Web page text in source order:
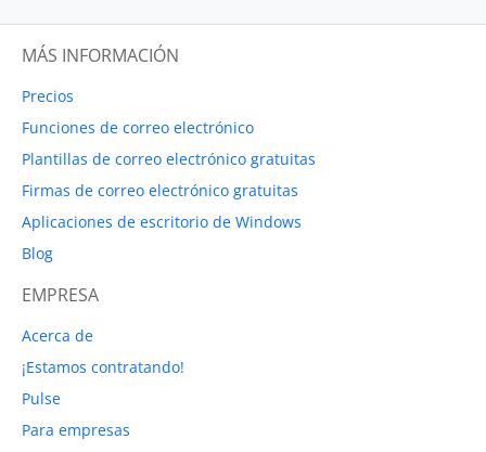
MÁS INFORMACIÓN
Precios
Funciones de correo electrónico
Plantillas de correo electrónico gratuitas
Firmas de correo electrónico gratuitas
Aplicaciones de escritorio de Windows
Blog
EMPRESA
Acerca de
¡Estamos contratando!
Pulse
Para empresas